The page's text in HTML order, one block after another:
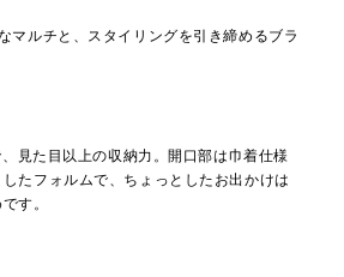
マルチと、スタイリングを引き締めるブラ
見た目以上の収納力。開口部は巾着仕様
たフォルムで、ちょっとしたお出かけは
す。